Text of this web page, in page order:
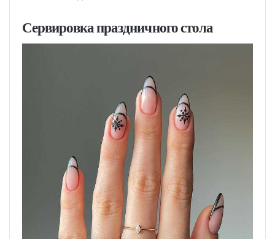
Сервировка праздничного стола